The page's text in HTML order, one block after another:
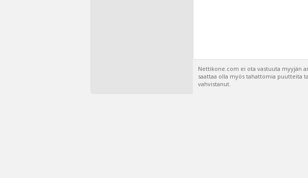
Nettikone.com ei ota vastuuta myyjän
saattaa olla myös tahattomia puutteita
vahvistanut.